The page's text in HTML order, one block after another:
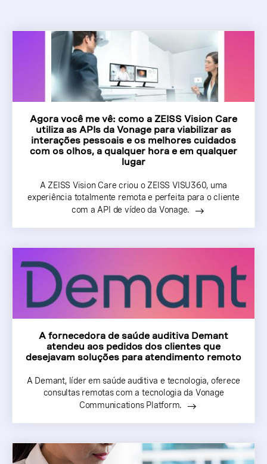
Agora você me vê: como a ZEISS Vision Care
utiliza as APIs da Vonage para viabilizar as
interações pessoais e os melhores cuidados
com os olhos, a qualquer hora e em qualquer
lugar
A ZEISS Vision Care criou o ZEISS VISU360, uma
experiência totalmente remota e perfeita para o cliente
com a API de vídeo da Vonage.
A fornecedora de saúde auditiva Demant
atendeu aos pedidos dos clientes que
desejavam soluções para atendimento remoto
A Demant, líder em saúde auditiva e tecnologia, oferece
consultas remotas com a tecnologia da Vonage
Communications Platform.